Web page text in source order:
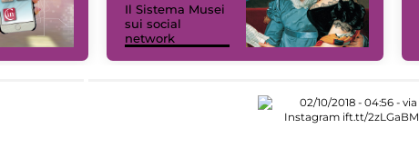
Il Sistema Musei
sui social
network